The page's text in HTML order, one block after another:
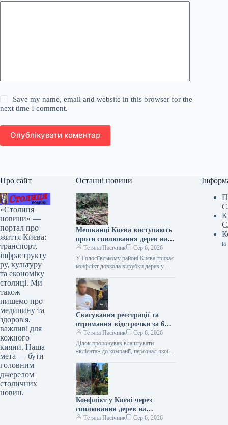
Save my name, email and website in this browser for the
next time I comment.
Опублікувати коментар
Про сайт
«Столиця
новини» —
портал про
життя Києва:
транспорт,
інфраструкту
ру, культуру
та економіку
столиці. Ми
також
пишемо про
медицину та
здоров'я,
важливі для
кожного
кияни. Наша
мета — бути
головним
джерелом
столичних
новин.
Останні новини
Мешканці Києва виступають
проти спилювання дерев на
Теремках: яка позиція
правоохоронців та Київської
міської державної
Тетяна Пасічник
Сер 6, 2026
У Голосіївському районі Києва триває
конфлікт довкола вирубки дерев у
виходять на протести і заявляють…
Скасування реєстрації та
отримання відстрочки за 6
тисяч доларів: 23-річний
киянин став фігурантом
справи
Тетяна Пасічник
Сер 6, 2026
Ділок пропонував влаштувати
«клієнта» до компанії, персонал якої
Правоохоронці столиці висунули
підозру 23-річному мешканцю Києва.
За інформацією…
Конфлікт у Києві через
спилювання дерев на
Теремках: позиції мешканців,
Тетяна Пасічник
Сер 6, 2026
и